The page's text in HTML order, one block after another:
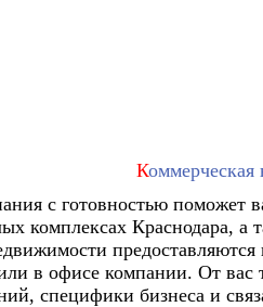
Коммерческая
с готовностью поможет
комплексах Краснодара, а
в офисе компании. От
специфики бизнеса и